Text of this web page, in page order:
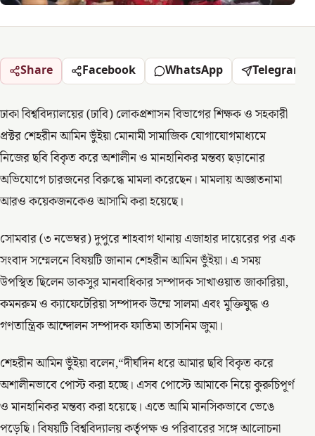
Share Facebook WhatsApp Telegram
ঢাকা বিশ্ববিদ্যালয়ের (ঢাবি) লোকপ্রশাসন বিভাগের শিক্ষক ও সহকারী
প্রক্টর শেহরীন আমিন ভুঁইয়া মোনামী সামাজিক যোগাযোগমাধ্যমে
নিজের ছবি বিকৃত করে অশালীন ও মানহানিকর মন্তব্য ছড়ানোর
অভিযোগে চারজনের বিরুদ্ধে মামলা করেছেন। মামলায় অজ্ঞাতনামা
আরও কয়েকজনকেও আসামি করা হয়েছে।
সোমবার (৩ নভেম্বর) দুপুরে শাহবাগ থানায় এজাহার দায়েরের পর এক
সংবাদ সম্মেলনে বিষয়টি জানান শেহরীন আমিন ভুঁইয়া। এ সময়
উপস্থিত ছিলেন ডাকসুর মানবাধিকার সম্পাদক সাখাওয়াত জাকারিয়া,
কমনরুম ও ক্যাফেটেরিয়া সম্পাদক উম্মে সালমা এবং মুক্তিযুদ্ধ ও
গণতান্ত্রিক আন্দোলন সম্পাদক ফাতিমা তাসনিম জুমা।
শেহরীন আমিন ভুঁইয়া বলেন,“দীর্ঘদিন ধরে আমার ছবি বিকৃত করে
অশালীনভাবে পোস্ট করা হচ্ছে। এসব পোস্টে আমাকে নিয়ে কুরুচিপূর্ণ
ও মানহানিকর মন্তব্য করা হয়েছে। এতে আমি মানসিকভাবে ভেঙে
পড়েছি। বিষয়টি বিশ্ববিদ্যালয় কর্তৃপক্ষ ও পরিবারের সঙ্গে আলোচনা